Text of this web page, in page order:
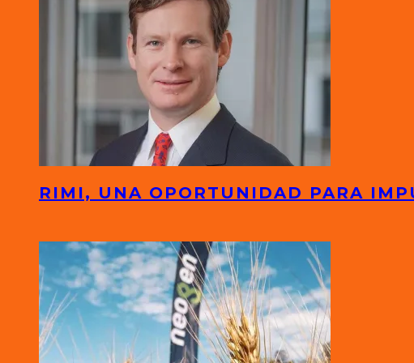
RIMI, UNA OPORTUNIDAD PARA